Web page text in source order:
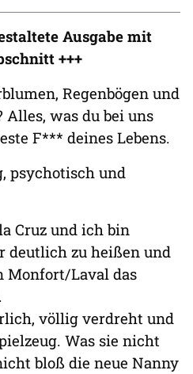
Ausgabe mit
+++
Regenbögen und
Alles, was du bei uns
F*** deines Lebens.
psychotisch und
Cruz und ich bin
deutlich zu heißen und
Monfort/Laval das
völlig verdreht und
Was sie nicht
bloß die neue Nanny